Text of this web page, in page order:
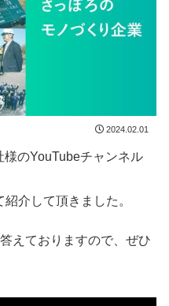
2024.02.01
のYouTubeチャンネル
介して頂きました。
えておりますので、ぜひ